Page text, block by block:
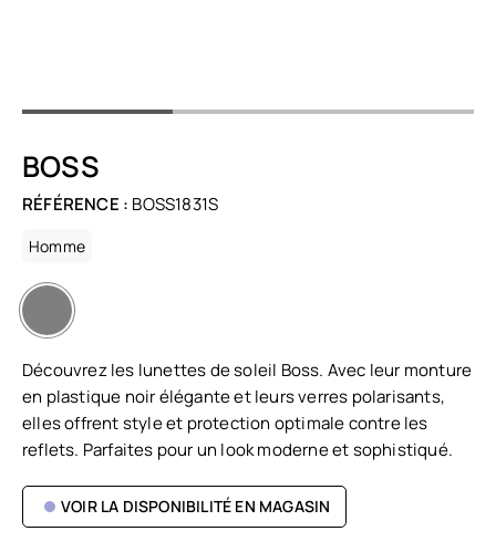
BOSS
RÉFÉRENCE : BOSS1831S
Homme
Découvrez les lunettes de soleil Boss. Avec leur monture
en plastique noir élégante et leurs verres polarisants,
elles offrent style et protection optimale contre les
reflets. Parfaites pour un look moderne et sophistiqué.
VOIR LA DISPONIBILITÉ EN MAGASIN